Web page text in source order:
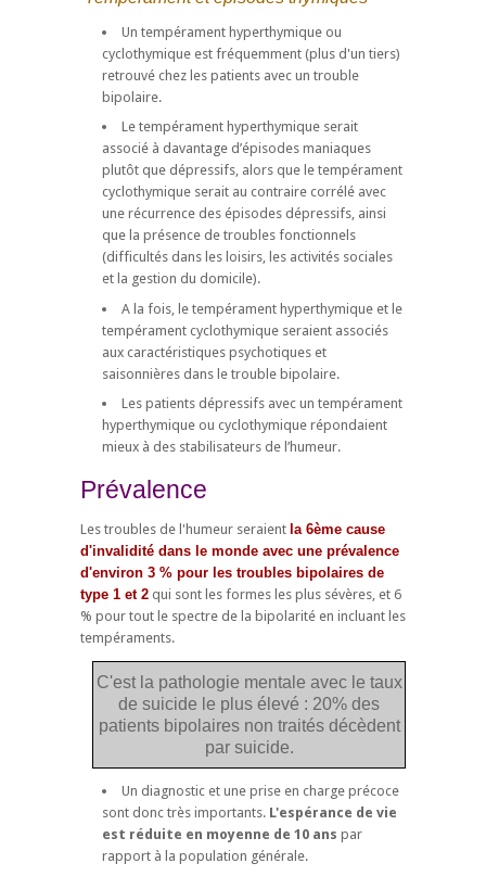
Un tempérament hyperthymique ou
cyclothymique est fréquemment (plus d'un tiers)
retrouvé chez les patients avec un trouble
bipolaire.
Le tempérament hyperthymique serait
associé à davantage d’épisodes maniaques
plutôt que dépressifs, alors que le tempérament
cyclothymique serait au contraire corrélé avec
une récurrence des épisodes dépressifs, ainsi
que la présence de troubles fonctionnels
(difficultés dans les loisirs, les activités sociales
et la gestion du domicile).
A la fois, le tempérament hyperthymique et le
tempérament cyclothy­mique seraient associés
aux caractéristiques psychotiques et
saisonnières dans le trouble bipolaire.
Les patients dépressifs avec un tempérament
hyperthymique ou cyclothymique répondaient
mieux à des stabilisateurs de l’humeur.
Prévalence
Les troubles de l'humeur seraient la 6ème cause
d'invalidité dans le monde avec une prévalence
d'environ 3 % pour les troubles bipolaires de
type 1 et 2 qui sont les formes les plus sévères, et 6
% pour tout le spectre de la bipolarité en incluant les
tempéraments.
C'est la pathologie mentale avec le taux
de suicide le plus élevé : 20% des
patients bipolaires non traités décèdent
par suicide.
Un diagnostic et une prise en charge précoce
sont donc très importants. L'espérance de vie
est réduite en moyenne de 10 ans par
rapport à la population générale.